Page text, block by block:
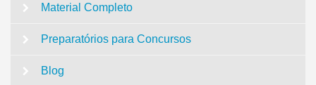
Material Completo
Preparatórios para Concursos
Blog